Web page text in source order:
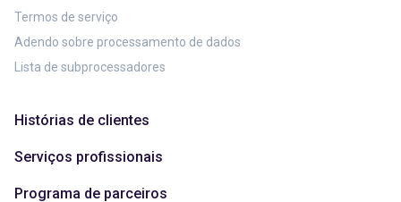
Termos de serviço
Adendo sobre processamento de dados
Lista de subprocessadores
Histórias de clientes
Serviços profissionais
Programa de parceiros